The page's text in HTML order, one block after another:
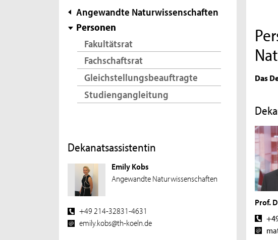
hier:
Subnavigation
Angewandte Naturwissenschaften
Personen
Fakultätsrat
Fachschaftsrat
Gleichstellungsbeauftragte
Studiengangleitung
Dekanatsassistentin
Emily Kobs
Angewandte Naturwissenschaften
+49 214-32831-4631
emily.kobs@th-koeln.de
Das
Prof.